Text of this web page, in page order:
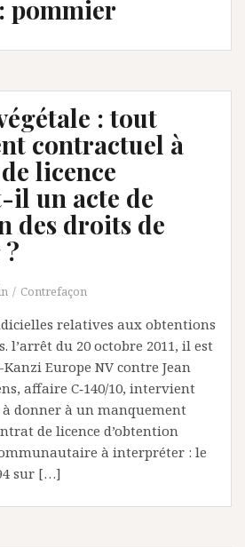
pommier
: tout
contractuel à
licence
un acte de
des droits de
Contrefaçon
relatives aux obtentions
l’arrêt du 20 octobre 2011, il est
Europe NV contre Jean
affaire C‑140/10, intervient
donner à un manquement
de licence d’obtention
à interpréter : le
sur […]